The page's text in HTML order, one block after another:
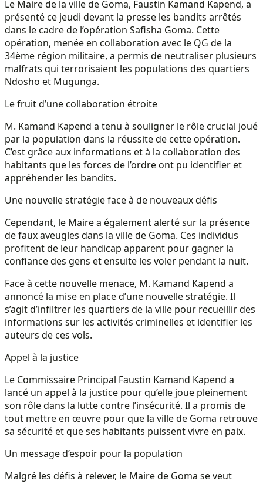
Le Maire de la ville de Goma, Faustin Kamand Kapend, a
présenté ce jeudi devant la presse les bandits arrêtés
dans le cadre de l’opération Safisha Goma. Cette
opération, menée en collaboration avec le QG de la
34ème région militaire, a permis de neutraliser plusieurs
malfrats qui terrorisaient les populations des quartiers
Ndosho et Mugunga.
Le fruit d’une collaboration étroite
M. Kamand Kapend a tenu à souligner le rôle crucial joué
par la population dans la réussite de cette opération.
C’est grâce aux informations et à la collaboration des
habitants que les forces de l’ordre ont pu identifier et
appréhender les bandits.
Une nouvelle stratégie face à de nouveaux défis
Cependant, le Maire a également alerté sur la présence
de faux aveugles dans la ville de Goma. Ces individus
profitent de leur handicap apparent pour gagner la
confiance des gens et ensuite les voler pendant la nuit.
Face à cette nouvelle menace, M. Kamand Kapend a
annoncé la mise en place d’une nouvelle stratégie. Il
s’agit d’infiltrer les quartiers de la ville pour recueillir des
informations sur les activités criminelles et identifier les
auteurs de ces vols.
Appel à la justice
Le Commissaire Principal Faustin Kamand Kapend a
lancé un appel à la justice pour qu’elle joue pleinement
son rôle dans la lutte contre l’insécurité. Il a promis de
tout mettre en œuvre pour que la ville de Goma retrouve
sa sécurité et que ses habitants puissent vivre en paix.
Un message d’espoir pour la population
Malgré les défis à relever, le Maire de Goma se veut